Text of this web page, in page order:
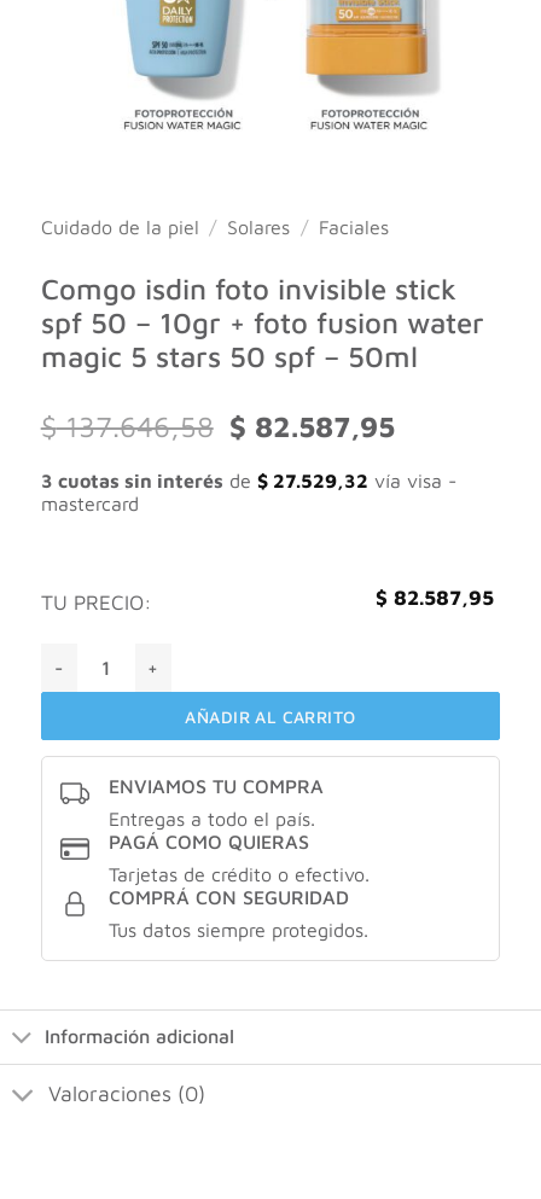
Cuidado de la piel / Solares / Faciales
Comgo isdin foto invisible stick
spf 50 – 10gr + foto fusion water
magic 5 stars 50 spf – 50ml
$137.646,58
El
precio
original
era:
$ 82.587,95El
precio
es:
3 cuotas sin interés de $27.529,32 vía visa -
mastercard
TU PRECIO: $ 82.587,95
AÑADIR AL CARRITO
ENVIAMOS TU COMPRA
Entregas a todo el país.
PAGÁ COMO QUIERAS
Tarjetas de crédito o efectivo.
COMPRÁ CON SEGURIDAD
Tus datos siempre protegidos.
Información adicional
Valoraciones (0)